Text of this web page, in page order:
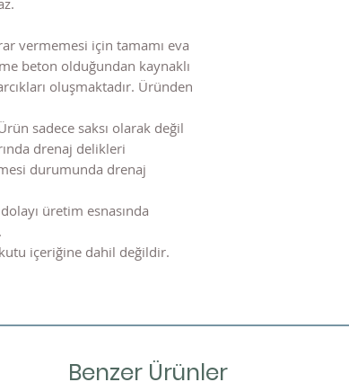
vermemesi için tamamı eva
beton olduğundan kaynaklı
oluşmaktadır. Üründen
sadece saksı olarak değil
drenaj delikleri
durumunda drenaj
üretim esnasında
içeriğine dahil değildir.
Benzer Ürünler